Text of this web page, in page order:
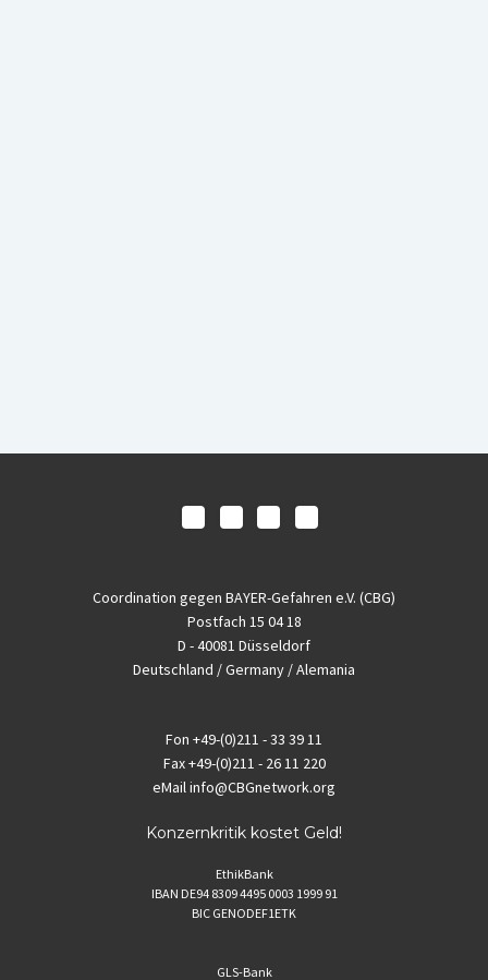
Coordination gegen BAYER-Gefahren e.V. (CBG)
Postfach 15 04 18
D - 40081 Düsseldorf
Deutschland / Germany / Alemania
Fon +49-(0)211 - 33 39 11
Fax+49-(0)211 - 26 11 220
eMailinfo@CBGnetwork.org
Konzernkritik kostet Geld!
EthikBank
IBAN DE94 8309 4495 0003 1999 91
BIC GENODEF1ETK
GLS-Bank